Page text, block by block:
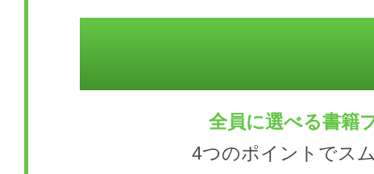
全員に選べる書籍
4つのポイントでス